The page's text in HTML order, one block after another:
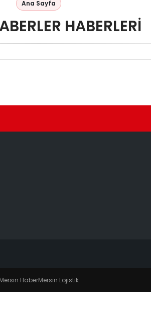
Ana Sayfa
HABERLERI
Mersin HaberMersin Lojistik